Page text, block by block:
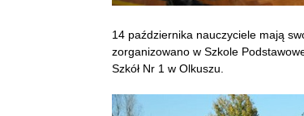
14 października nauczyciele mają
zorganizowano w Szkole
Szkół Nr 1 w Olkuszu.